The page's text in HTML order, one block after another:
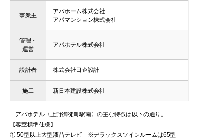
事業主
アパホーム株式会社
アパマンション株式会社
管理・
運営
アパホテル株式会社
設計者 株式会社日企設計
施工 新日本建設株式会社
アパホテル〈上野御徒町駅南〉の主な特徴は以下の通り。
【客室標準仕様】
① 50型以上大型液晶テレビ ※デラックスツインルームは65型